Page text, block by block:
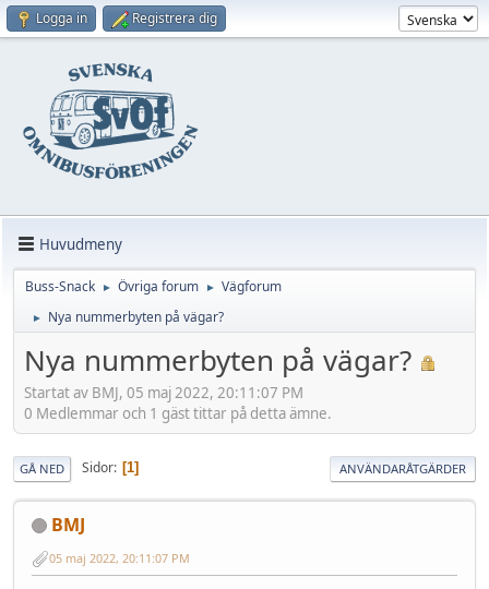
Logga in Registrera dig
Huvudmeny
Buss-Snack ► Övriga forum ► Vägforum
► Nya nummerbyten på vägar?
Nya nummerbyten på vägar?
Startat av BMJ, 05 maj 2022, 20:11:07 PM
0 Medlemmar och 1 gäst tittar på detta ämne.
GÅ NED Sidor 1 ANVÄNDARÅTGÄRDER
BMJ
05 maj 2022, 20:11:07 PM